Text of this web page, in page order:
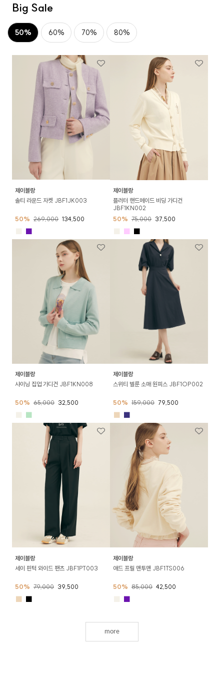
Big Sale
50% 60% 70% 80%
제이블랑
솔티 라운드 자켓 JBF1JK003
50% 269,000 134,500
■
제이블랑
플러터 핸드메이드 비딩 가디건
JBF1KN002
50% 75,000 37,500
■ ■
제이블랑
샤이닝 집업 가디건 JBF1KN008
50% 65,000 32,500
■
제이블랑
스위티 벌룬 소매 원피스 JBF1OP002
50% 159,000 79,500
■ ■
제이블랑
세이 핀턱 와이드 팬츠 JBF1PT003
50% 79,000 39,500
■ ■
제이블랑
애드 프릴 맨투맨 JBF1TS006
50% 85,000 42,500
■
more